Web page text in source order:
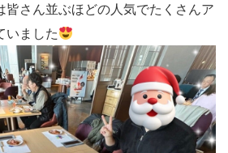
さん並ぶほどの人気でたくさんア
いました